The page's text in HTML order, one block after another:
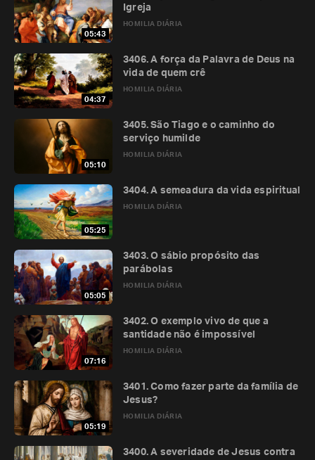
05:43
HOMILIA DIÁRIA
Igreja
04:37
HOMILIA DIÁRIA
3406. A força da Palavra de Deus na
vida de quem crê
05:10
HOMILIA DIÁRIA
3405. São Tiago e o caminho do
serviço humilde
05:25
HOMILIA DIÁRIA
3404. A semeadura da vida espiritual
05:05
HOMILIA DIÁRIA
3403. O sábio propósito das
parábolas
07:16
HOMILIA DIÁRIA
3402. O exemplo vivo de que a
santidade não é impossível
05:19
HOMILIA DIÁRIA
3401. Como fazer parte da família de
Jesus?
3400. A severidade de Jesus contra